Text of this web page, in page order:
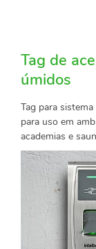
Tag de
úmidos
Tag para
para uso em
academias e